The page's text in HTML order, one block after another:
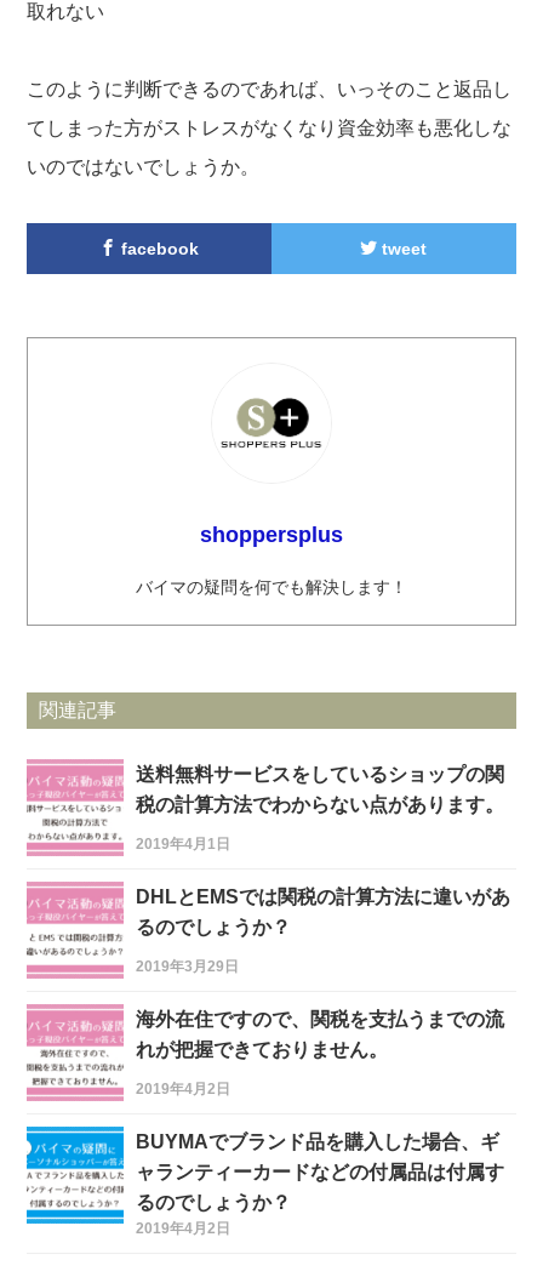
取れない
このように判断できるのであれば、いっそのこと返品し
てしまった方がストレスがなくなり資金効率も悪化しな
いのではないでしょうか。
facebook tweet
shoppersplus
バイマの疑問を何でも解決します！
関連記事
送料無料サービスをしているショップの関
税の計算方法でわからない点があります。
2019年4月1日
DHLとEMSでは関税の計算方法に違いがあ
るのでしょうか？
2019年3月29日
海外在住ですので、関税を支払うまでの流
れが把握できておりません。
2019年4月2日
BUYMAでブランド品を購入した場合、ギ
ャランティーカードなどの付属品は付属す
るのでしょうか？
2019年4月2日